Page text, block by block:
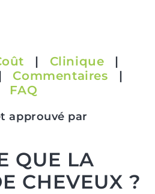
| Clinique
|
Commentaires
|
FAQ
approuvé par
QUE LA
CHEVEUX ?